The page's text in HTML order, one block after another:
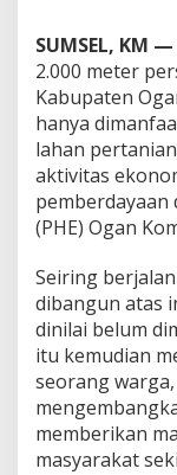
SUMSEL, KM —
2.000 meter
Kabupaten
hanya
lahan
aktivitas
pemberdayaan
(PHE) Ogan
Seiring
dibangun atas
dinilai belum
itu kemudian
seorang
memberikan
masyarakat